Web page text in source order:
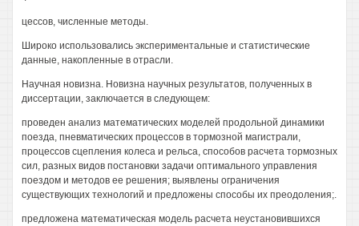
цессов, численные методы.
Широко использовались экспериментальные и статистические
данные, накопленные в отрасли.
Научная новизна. Новизна научных результатов, полученных в
диссертации, заключается в следующем:
проведен анализ математических моделей продольной динамики
поезда, пневматических процессов в тормозной магистрали,
процессов сцепления колеса и рельса, способов расчета тормозных
сил, разных видов постановки задачи оптимального управления
поездом и методов ее решения; выявлены ограничения
существующих технологий и предложены способы их преодоления;.
предложена математическая модель расчета неустановившихся